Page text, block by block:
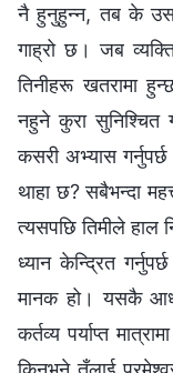
नै हुनुहुन्‍न, तब के
गाह्रो छ। जब
तिनीहरू खतरामा
नहुने कुरा सुनिश्चित
कसरी अभ्यास
थाहा छ? सबैभन्दा
त्यसपछि तिमीले हाल
ध्यान केन्द्रित
मानक हो। यसकै
कर्तव्य पर्याप्त